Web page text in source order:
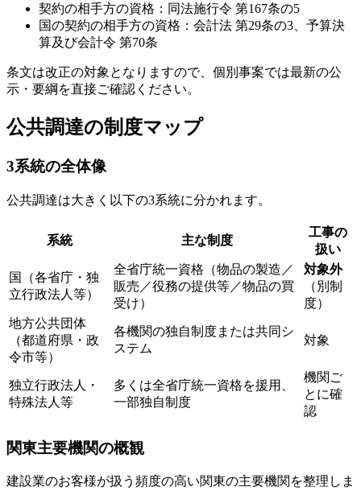
契約の相手方の資格：同法施行令 第167条の5
国の契約の相手方の資格：会計法 第29条の3、予算決
算及び会計令 第70条
条文は改正の対象となりますので、個別事案では最新の公
示・要綱を直接ご確認ください。
公共調達の制度マップ
3系統の全体像
公共調達は大きく以下の3系統に分かれます。
系統 主な制度
工事の
扱い
国（各省庁・独
立行政法人等）
全省庁統一資格（物品の製造／
販売／役務の提供等／物品の買
受け）
対象外
（別制
度）
地方公共団体
（都道府県・政
令市等）
各機関の独自制度または共同シ
ステム
対象
独立行政法人・
特殊法人等
多くは全省庁統一資格を援用、
一部独自制度
機関ご
とに確
認
関東主要機関の概観
建設業のお客様が扱う頻度の高い関東の主要機関を整理しま